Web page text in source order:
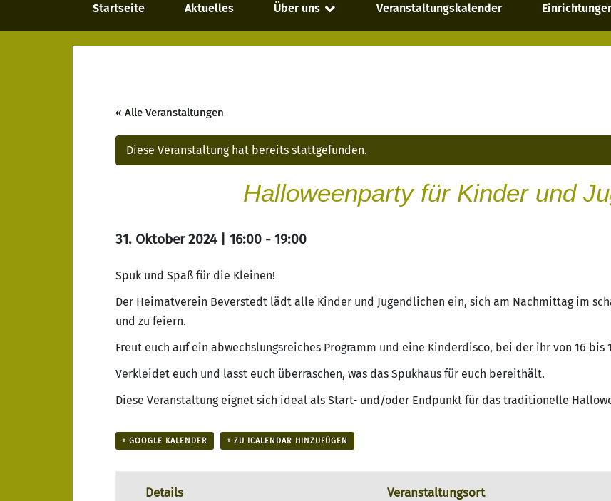
Startseite Aktuelles Über uns Veranstaltungskalender
« Alle Veranstaltungen
Diese Veranstaltung hat bereits stattgefunden.
Halloweenparty für Kinder und
31. Oktober 2024 | 16:00 - 19:00
Spuk und Spaß für die Kleinen!
Der Heimatverein Beverstedt lädt alle Kinder und Jugendlichen ein, sich am Nachmittag im
und zu feiern.
Freut euch auf ein abwechslungsreiches Programm und eine Kinderdisco, bei der ihr von 16 bis
Verkleidet euch und lasst euch überraschen, was das Spukhaus für euch bereithält.
Diese Veranstaltung eignet sich ideal als Start- und/oder Endpunkt für das traditionelle
+ GOOGLE KALENDER + ZU ICALENDAR HINZUFÜGEN
Details Veranstaltungsort